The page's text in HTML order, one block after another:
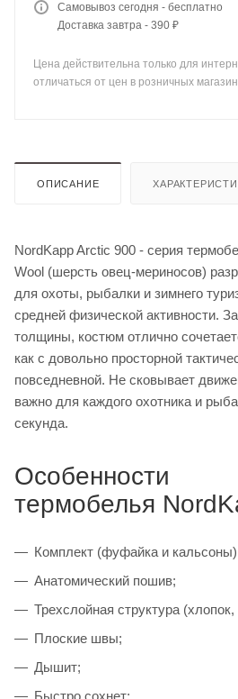
Самовывоз сегодня - бесплатно
Доставка завтра - 390 ₽
Цена действительна только для
отличаться от цен в розничных
ОПИСАНИЕ
NordKapp Arctic 900 - серия
Wool (шерсть овец-мериносов)
для охоты, рыбалки и зимнего
средней физической активности.
толщины, костюм отлично
как с довольно просторной
повседневной. Не сковывает
важно для каждого охотника и
секунда.
Особенности
термобелья
Комплект (фуфайка и
Анатомический пошив;
Трехслойная структура
Плоские швы;
Дышит;
Быстро сохнет;